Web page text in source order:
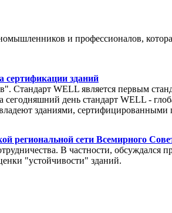
и профессионалов,
сертификации зданий
Стандарт WELL является первым
день стандарт WELL -
зданиями,
региональной сети Всемирного
В частности, обсуждался
"устойчивости" зданий.